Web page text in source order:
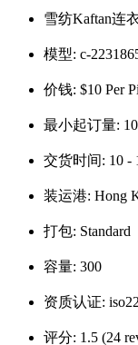
雪纺Kaftan连
模型: c-
价钱: $10 Per
最小起订量:
交货时间: 10 -
装运港: Hong
打包: Standard
容量: 300
资质认证:
评分: 1.5 (24